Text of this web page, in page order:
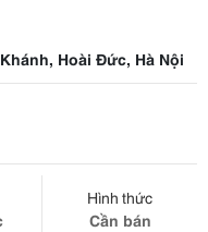
Hoài Đức, Hà Nội
Hình thức
Cần bán